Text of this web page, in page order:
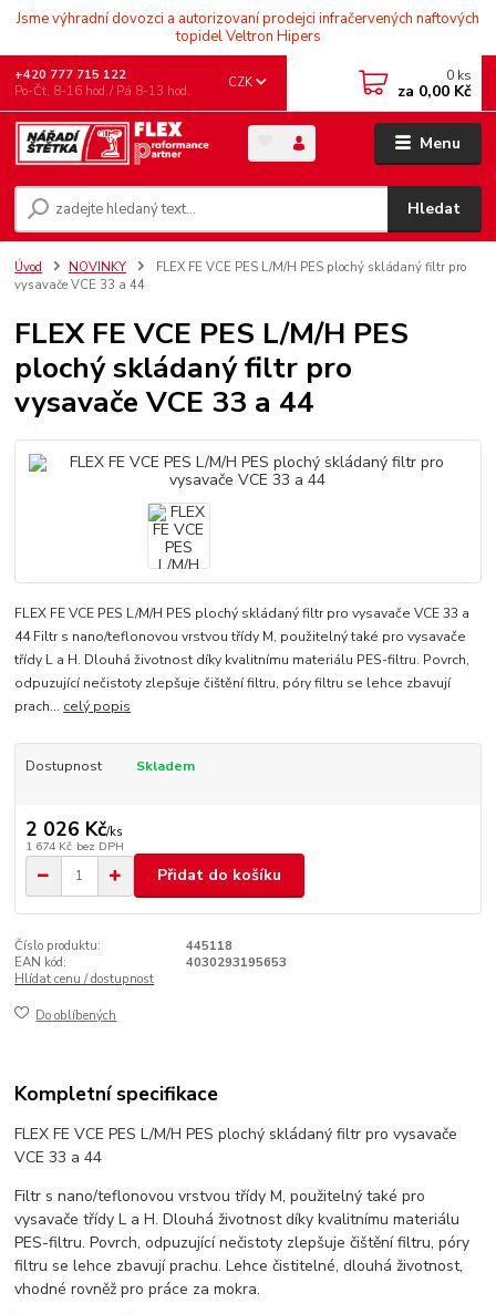
Jsme výhradní dovozci a autorizovaní prodejci infračervených naftových
topidel Veltron Hipers
Menu
CZK
Hledat
+420 777 715 122
Po-Čt, 8-16 hod./ Pá 8-13 hod.
0 ks
za 0,00 Kč
Úvod NOVINKY
FLEX FE VCE PES L/M/H PES plochý skládaný filtr pro
vysavače VCE 33 a 44
FLEX FE VCE PES L/M/H PES
plochý skládaný filtr pro
vysavače VCE 33 a 44
FLEX FE VCE PES L/M/H PES plochý skládaný filtr pro vysavače VCE 33 a
44 Filtr s nano/teflonovou vrstvou třídy M, použitelný také pro vysavače
třídy L a H. Dlouhá životnost díky kvalitnímu materiálu PES-filtru. Povrch,
odpuzující nečistoty zlepšuje čištění filtru, póry filtru se lehce zbavují
prach... celý popis
Dostupnost Skladem
2 026 Kč/ks
1 674 Kč bez DPH
Přidat do košíku
Číslo produktu:
445118
EAN kód:
4030293195653
Hlídat cenu / dostupnost
Do oblíbených
Kompletní specifikace
FLEX FE VCE PES L/M/H PES plochý skládaný filtr pro vysavače
VCE 33 a 44
Filtr s nano/teflonovou vrstvou třídy M, použitelný také pro
vysavače třídy L a H. Dlouhá životnost díky kvalitnímu materiálu
PES-filtru. Povrch, odpuzující nečistoty zlepšuje čištění filtru, póry
filtru se lehce zbavují prachu. Lehce čistitelné, dlouhá životnost,
vhodné rovněž pro práce za mokra.